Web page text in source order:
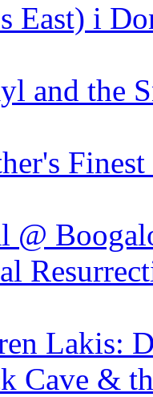
East) i
and the
@
Lakis:
Cave &